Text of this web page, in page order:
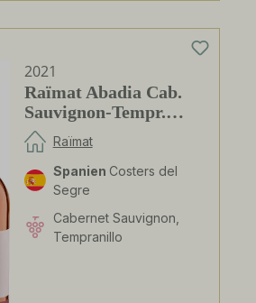
2021
Raïmat Abadia Cab.
Sauvignon-Tempr.
Rosado DO – Bio
Raïmat
Spanien Costers del
Segre
Cabernet Sauvignon,
Tempranillo